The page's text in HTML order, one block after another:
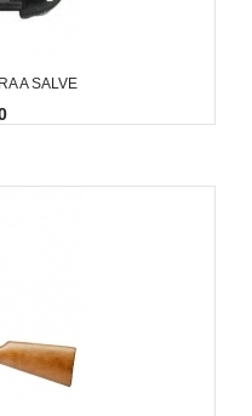
A SALVE